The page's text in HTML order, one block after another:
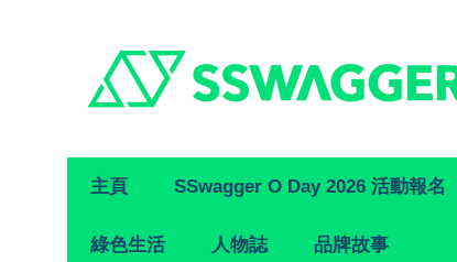
Primary
Navigation
主頁 SSwagger O Day 2026 活動報名
綠色生活 人物誌 品牌故事